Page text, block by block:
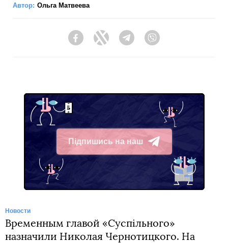
Автор: Ольга Матвеева
FacebookTwitter Telegram
Підпишись на наш
Telegram
Новости
Временным главой «Суспільного»
назначили Николая Чернотицкого. На